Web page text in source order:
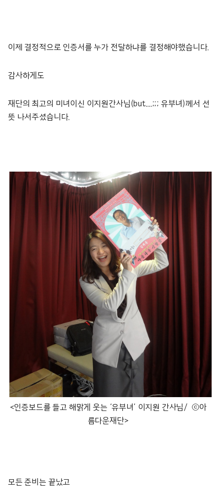
이제 결정적으로 인증서를 누가 전달하냐를 결정해야했습니다.
감사하게도
재단의 최고의 미녀이신 이지원간사님(but….;;; 유부녀)께서 선
뜻 나서주셨습니다.
<인증보드를 들고 해맑게 웃는 ‘유부녀’ 이지원 간사님/ ⓒ아
름다운재단>
모든 준비는 끝났고